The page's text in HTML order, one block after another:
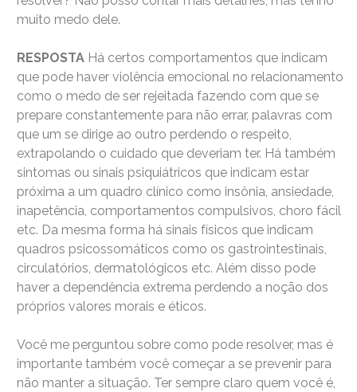
muito medo dele.
RESPOSTA Há certos comportamentos que indicam
que pode haver violência emocional no relacionamento
como o medo de ser rejeitada fazendo com que se
prepare constantemente para não errar, palavras com
que um se dirige ao outro perdendo o respeito,
extrapolando o cuidado que deveriam ter. Há também
sintomas ou sinais psiquiátricos que indicam estar
próxima a um quadro clínico como insônia, ansiedade,
inapetência, comportamentos compulsivos, choro fácil
etc. Da mesma forma há sinais físicos que indicam
quadros psicossomáticos como os gastrointestinais,
circulatórios, dermatológicos etc. Além disso pode
haver a dependência extrema perdendo a noção dos
próprios valores morais e éticos.
Você me perguntou sobre como pode resolver, mas é
importante também você começar a se prevenir para
não manter a situação. Ter sempre claro quem você é,